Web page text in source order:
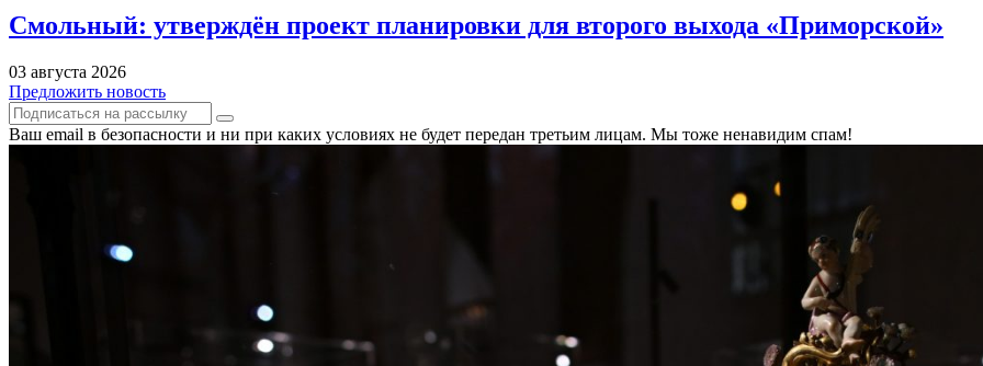
Смольный: утверждён проект планировки для второго выхода «Приморской»
03 августа 2026
Предложить новость
Ваш email в безопасности и ни при каких условиях не будет передан третьим лицам. Мы тоже ненавидим спам!